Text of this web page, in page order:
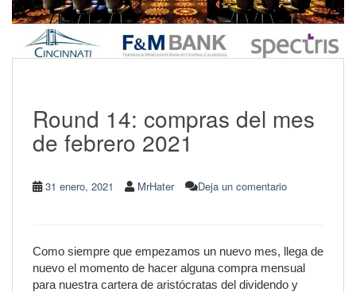
Round 14: compras del mes
de febrero 2021
31 enero, 2021 MrHater Deja un comentario
Como siempre que empezamos un nuevo mes, llega de
nuevo el momento de hacer alguna compra mensual
para nuestra cartera de aristócratas del dividendo y